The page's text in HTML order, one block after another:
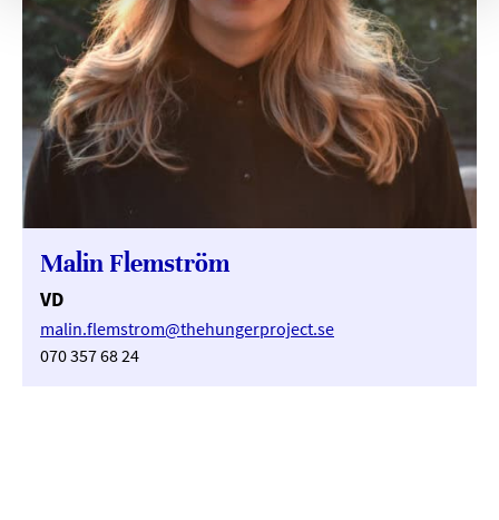
Malin Flemström
VD
malin.flemstrom@thehungerproject.se
070 357 68 24